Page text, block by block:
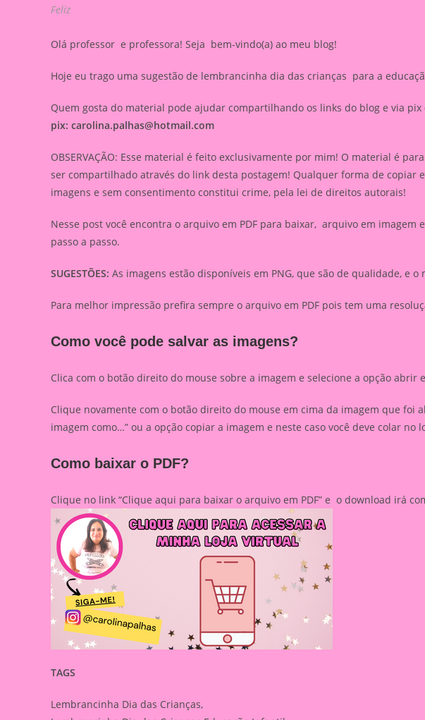
Feliz
Olá professor e professora! Seja bem-vindo(a) ao meu blog!
Hoje eu trago uma sugestão de lembrancinha dia das crianças para a
Quem gosta do material pode ajudar compartilhando os links do blog e via
pix: carolina.palhas@hotmail.com
OBSERVAÇÃO: Esse material é feito exclusivamente por mim! O material é
ser compartilhado através do link desta postagem! Qualquer forma de copiar
imagens e sem consentimento constitui crime, pela lei de direitos autorais!
Nesse post você encontra o arquivo em PDF para baixar, arquivo em imagem
passo a passo.
SUGESTÕES: As imagens estão disponíveis em PNG, que são de qualidade, e o
Para melhor impressão prefira sempre o arquivo em PDF pois tem uma
Como você pode salvar as imagens?
Clica com o botão direito do mouse sobre a imagem e selecione a opção abrir
Clique novamente com o botão direito do mouse em cima da imagem que foi
imagem como…” ou a opção copiar a imagem e neste caso você deve colar no
Como baixar o PDF?
Clique no link “Clique aqui para baixar o arquivo em PDF” e o download irá
TAGS
Lembrancinha Dia das Crianças,